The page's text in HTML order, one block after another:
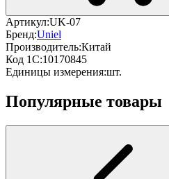
Артикул:UK-07
Бренд:Uniel
Производитель:Китай
Код 1С:10170845
Единицы измерения:шт.
Популярные товары